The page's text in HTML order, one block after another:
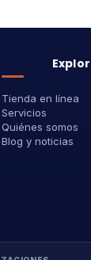
Tienda en línea
Servicios
Quiénes somos
Blog y noticias